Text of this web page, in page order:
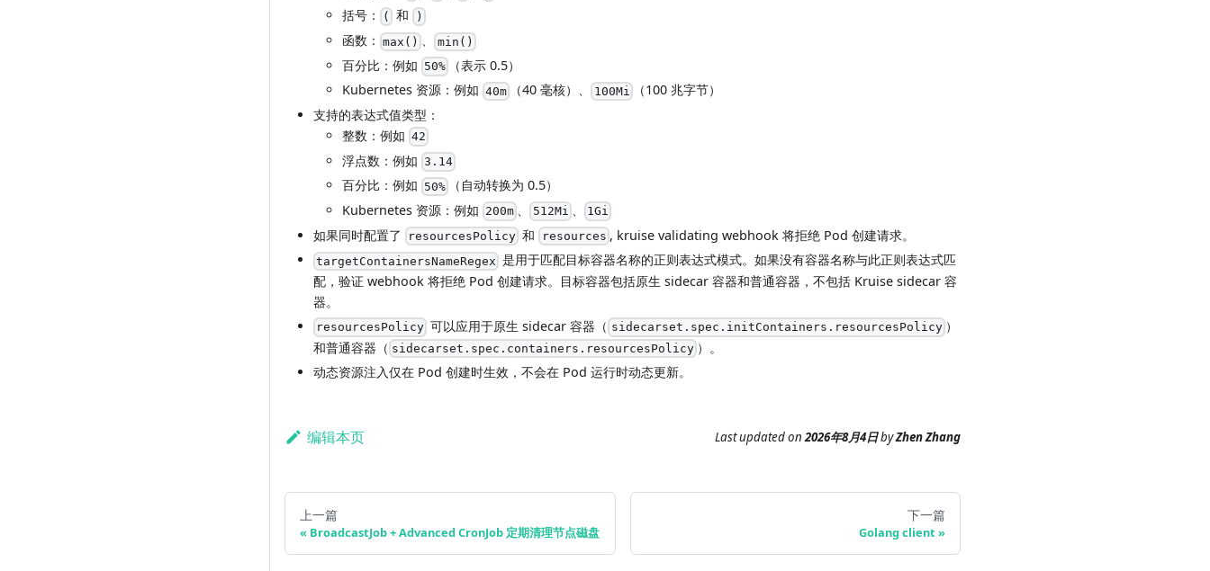
括号： ( 和 )
函数： max() 、 min()
百分比：例如 50%
（表示 0.5）
Kubernetes 资源：例如 40m （40 毫核）、 100Mi （100 兆字节）
支持的表达式值类型：
整数：例如 42
浮点数：例如 3.14
百分比：例如 50%
（自动转换为 0.5）
Kubernetes 资源：例如 200m 、 512Mi 、 1Gi
如果同时配置了 resourcesPolicy 和 resources , kruise validating webhook 将拒绝 Pod 创建请求。
targetContainersNameRegex 是用于匹配目标容器名称的正则表达式模式。如果没有容器名称与此正则表达式匹
配，验证 webhook 将拒绝 Pod 创建请求。目标容器包括原生 sidecar 容器和普通容器，不包括 Kruise sidecar 容
器。
resourcesPolicy 可以应用于原生 sidecar 容器（ sidecarset.spec.initContainers.resourcesPolicy ）
和普通容器（ sidecarset.spec.containers.resourcesPolicy ）。
动态资源注入仅在 Pod 创建时生效，不会在 Pod 运行时动态更新。
编辑本页 Last updatedon2026年8月4日byZhen Zhang
上一篇
BroadcastJob + Advanced CronJob 定期清理节点磁盘
下一篇
Golang client